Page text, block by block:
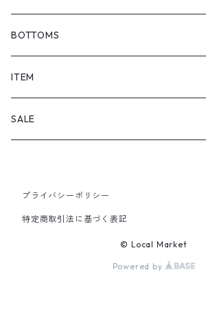
BOTTOMS
SHORTS
PANTS
ITEM
SALE
PANTS
プライバシーポリシー
特定商取引法に基づく表記
© Local Market
Powered by